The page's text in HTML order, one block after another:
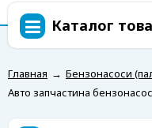
Каталог
Главная → Бензонасоси
Авто запчастина